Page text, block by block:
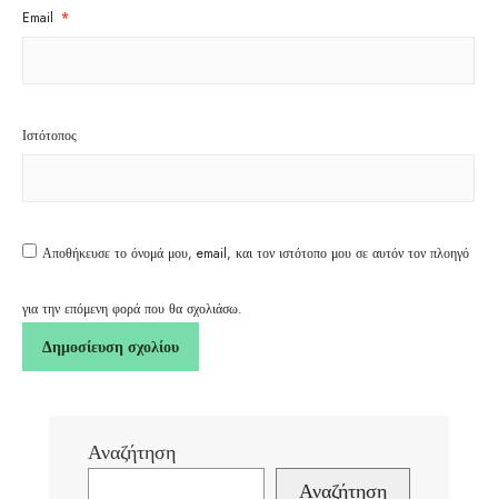
Email *
Ιστότοπος
Αποθήκευσε το όνομά μου, email, και τον ιστότοπο μου σε αυτόν τον πλοηγό
για την επόμενη φορά που θα σχολιάσω.
Αναζήτηση
Αναζήτηση